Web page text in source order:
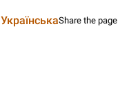
УкраїнськаShare the page